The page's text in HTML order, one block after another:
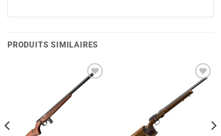
PRODUITS SIMILAIRES
Ajouter
Ajouter
à la liste